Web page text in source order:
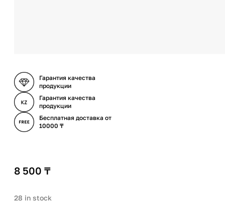
Гарантия качества
продукции
Гарантия качества
продукции
Бесплатная доставка от
10000 ₸
8 500 ₸
28 in stock